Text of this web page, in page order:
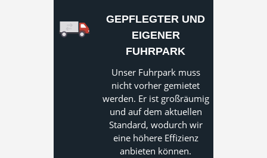
GEPFLEGTER UND
EIGENER
FUHRPARK
Unser Fuhrpark muss
nicht vorher gemietet
werden. Er ist großräumig
und auf dem aktuellen
Standard, wodurch wir
eine höhere Effizienz
anbieten können.